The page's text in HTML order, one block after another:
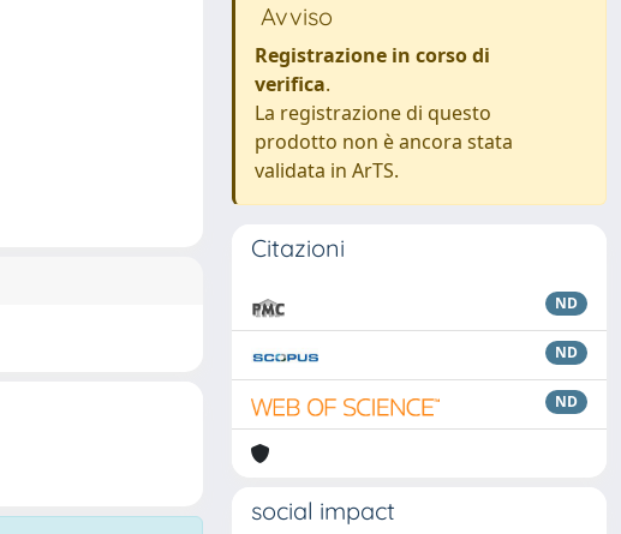
Avviso
Registrazione in corso di
verifica.
La registrazione di questo
prodotto non è ancora stata
validata in ArTS.
Citazioni
ND
ND
ND
social impact